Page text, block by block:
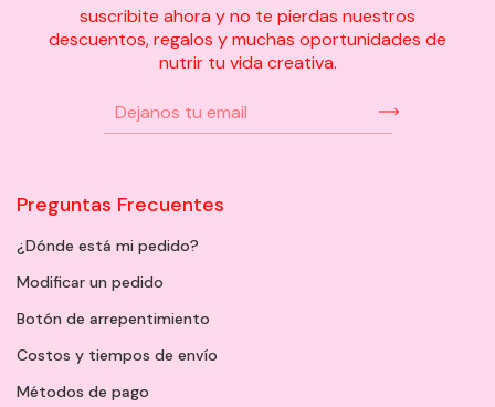
suscribite ahora y no te pierdas nuestros
descuentos, regalos y muchas oportunidades de
nutrir tu vida creativa.
Preguntas Frecuentes
¿Dónde está mi pedido?
Modificar un pedido
Botón de arrepentimiento
Costos y tiempos de envío
Métodos de pago